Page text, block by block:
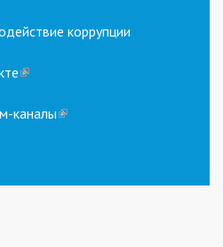
коррупции
(link
external)
каналы(link